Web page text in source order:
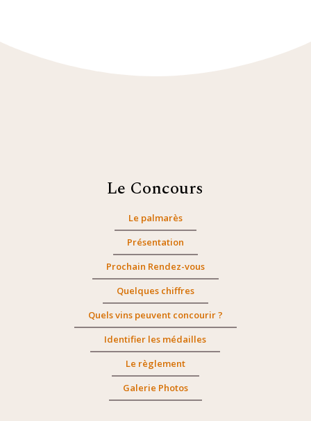
Le Concours
Le palmarès
Présentation
Prochain Rendez-vous
Quelques chiffres
Quels vins peuvent concourir ?
Identifier les médailles
Le règlement
Galerie Photos